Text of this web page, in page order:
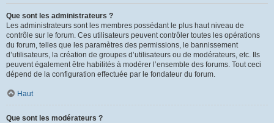
Que sont les administrateurs ?
Les administrateurs sont les membres possédant le plus haut niveau de
contrôle sur le forum. Ces utilisateurs peuvent contrôler toutes les opérations
du forum, telles que les paramètres des permissions, le bannissement
d’utilisateurs, la création de groupes d’utilisateurs ou de modérateurs, etc. Ils
peuvent également être habilités à modérer l’ensemble des forums. Tout ceci
dépend de la configuration effectuée par le fondateur du forum.
Haut
Que sont les modérateurs ?